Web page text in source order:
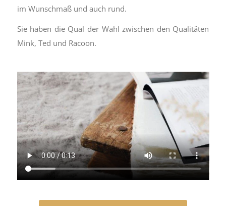
im Wunschmaß und auch rund.
Sie haben die Qual der Wahl zwischen den Qualitäten
Mink, Ted und Racoon.